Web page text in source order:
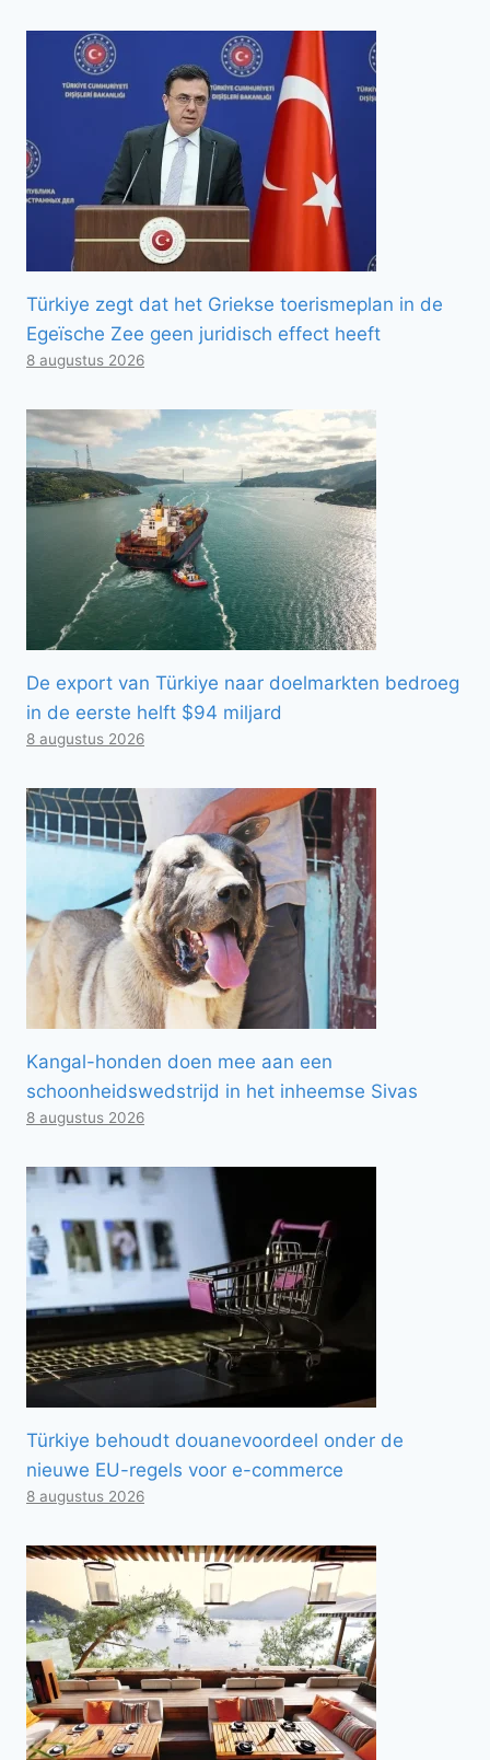
Türkiye zegt dat het Griekse toerismeplan in de
Egeïsche Zee geen juridisch effect heeft
8 augustus 2026
De export van Türkiye naar doelmarkten bedroeg
in de eerste helft $94 miljard
8 augustus 2026
Kangal-honden doen mee aan een
schoonheidswedstrijd in het inheemse Sivas
8 augustus 2026
Türkiye behoudt douanevoordeel onder de
nieuwe EU-regels voor e-commerce
8 augustus 2026